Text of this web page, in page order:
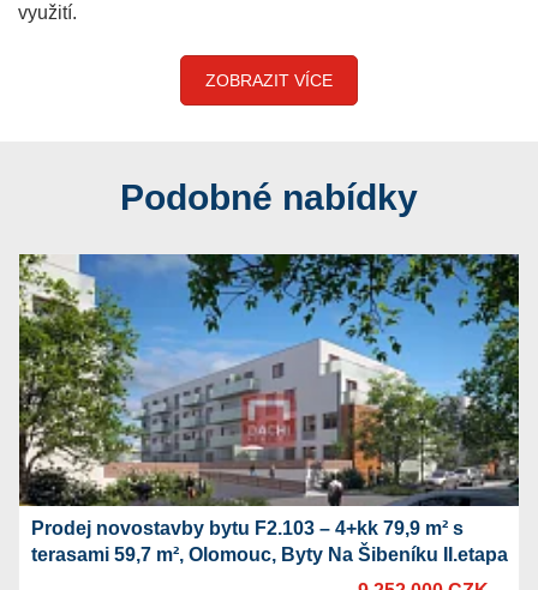
využití.
ZOBRAZIT VÍCE
Podobné nabídky
Prodej novostavby bytu F2.103 – 4+kk 79,9 m² s
terasami 59,7 m², Olomouc, Byty Na Šibeníku II.etapa